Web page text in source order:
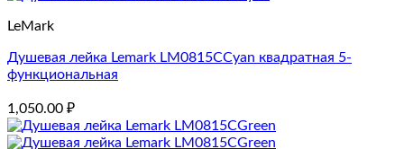
LeMark
Душевая лейка Lemark LM0815CCyan квадратная 5-
функциональная
1,050.00 ₽